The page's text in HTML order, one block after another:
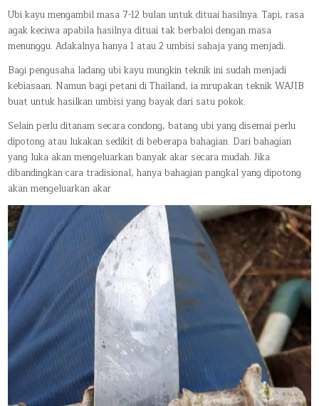
BOLEH
JANA
PENDAPATAN
BULANAN
UNTUK
Ubi kayu mengambil masa 7-12 bulan untuk dituai hasilnya. Tapi, rasa
agak keciwa apabila hasilnya dituai tak berbaloi dengan masa
menunggu. Adakalnya hanya 1 atau 2 umbisi sahaja yang menjadi.
Bagi pengusaha ladang ubi kayu mungkin teknik ini sudah menjadi
kebiasaan. Namun bagi petani di Thailand, ia mrupakan teknik WAJIB
buat untuk hasilkan umbisi yang bayak dari satu pokok.
Selain perlu ditanam secara condong, batang ubi yang disemai perlu
dipotong atau lukakan sedikit di beberapa bahagian. Dari bahagian
yang luka akan mengeluarkan banyak akar secara mudah. Jika
dibandingkan cara tradisional, hanya bahagian pangkal yang dipotong
akan mengeluarkan akar